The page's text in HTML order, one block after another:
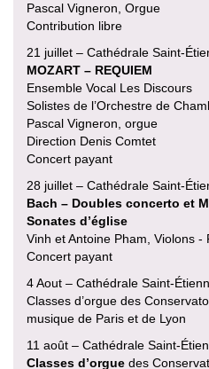
Pascal Vigneron, Orgue
Contribution libre
21 juillet – Cathédrale Saint-
MOZART – REQUIEM
Ensemble Vocal Les Discours
Solistes de l’Orchestre de
Pascal Vigneron, orgue
Direction Denis Comtet
Concert payant
28 juillet – Cathédrale Saint-
Bach – Doubles concerto et
Sonates d’église
Vinh et Antoine Pham, Violons -
Concert payant
4 Aout – Cathédrale Saint-
Classes d’orgue des
musique de Paris et de Lyon
11 août – Cathédrale Saint-
Classes d’orgue des